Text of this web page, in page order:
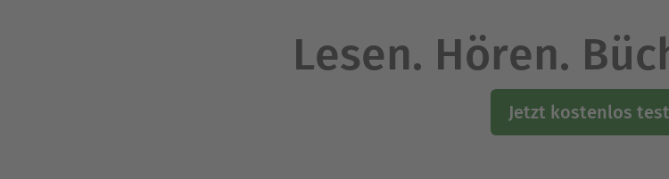
Lesen. Hören.
Jetzt kostenlos